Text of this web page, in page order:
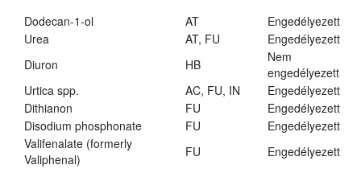
Dodecan-1-ol AT
Engedélyezett
Urea
AT, FU
Engedélyezett
Diuron
HB
Nem
engedélyezett
Urtica spp.
AC, FU, IN
Engedélyezett
Dithianon
FU
Engedélyezett
Disodium phosphonate
FU
Engedélyezett
Valifenalate (formerly
Valiphenal)
FU Engedélyezett